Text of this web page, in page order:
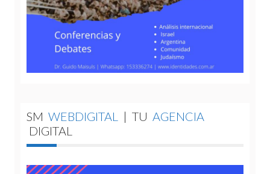
SM WEBDIGITAL | TU AGENCIA
DIGITAL